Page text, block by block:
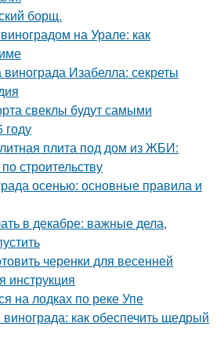
борщ.
на Урале: как
Изабелла: секреты
свеклы будут самыми
плита под дом из ЖБИ:
строительству
осенью: основные правила и
в декабре: важные дела,
черенки для весенней
инструкция
на лодках по реке Упе
как обеспечить щедрый